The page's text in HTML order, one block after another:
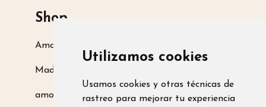
Utilizamos cookies
Usamos cookies y otras técnicas de
rastreo para mejorar tu experiencia
Shop
Amarsupiel S.L.
Madrid, Spain
amoamarsupiel@amarsupiel.com